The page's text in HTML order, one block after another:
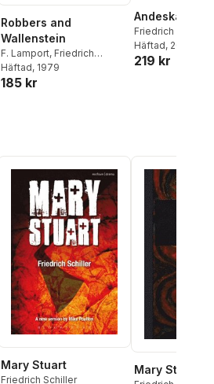
Robbers and
Wallenstein
F. Lamport, Friedrich
Schiller
Häftad, 1979
185 kr
Andeskådaren
Friedrich Schiller
Häftad, 2025
219 kr
Mary Stuart
Friedrich Schiller
Mary Stuart